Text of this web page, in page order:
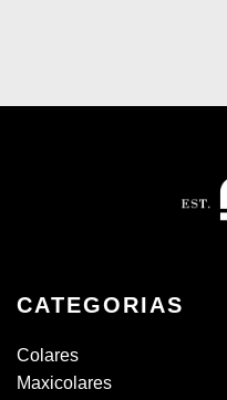
CATEGORIAS
Colares
Maxicolares